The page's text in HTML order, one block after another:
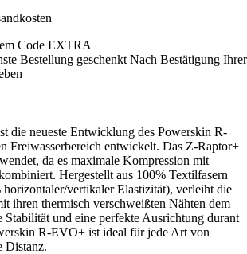
Code EXTRA
Bestellung geschenkt Nach Bestätigung Ihrer
die neueste Entwicklung des Powerskin R-
Freiwasserbereich entwickelt. Das Z-Raptor+
da es maximale Kompression mit
Hergestellt aus 100% Textilfasern
vertikaler Elastizität), verleiht die
ihren thermisch verschweißten Nähten dem
Stabilität und eine perfekte Ausrichtung durant
R-EVO+ ist ideal für jede Art von
Distanz.